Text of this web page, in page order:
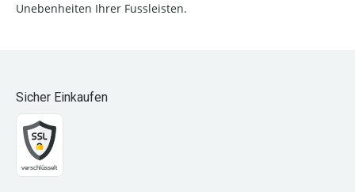
Unebenheiten Ihrer Fussleisten.
Sicher Einkaufen